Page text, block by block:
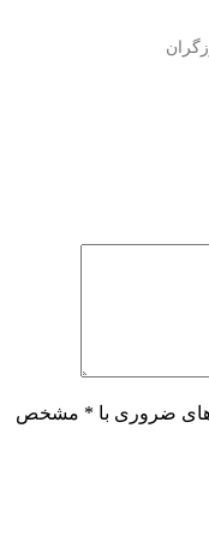
های ضروری با * مشخص